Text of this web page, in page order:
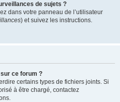
de sujets ?
dans votre panneau de l’utilisateur
) et suivez les instructions.
ce forum ?
certains types de fichiers joints. Si
à être chargé, contactez